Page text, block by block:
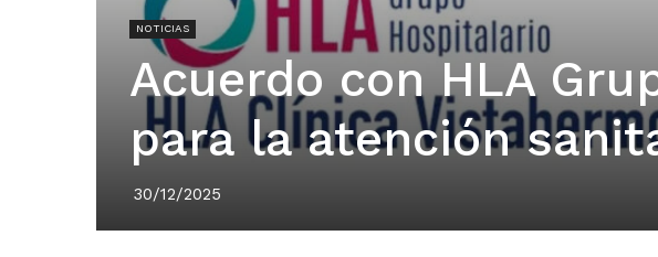
NOTICIAS
Acuerdo con HLA
para la atención
30/12/2025